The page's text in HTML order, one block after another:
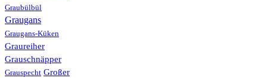
Graubülbül
Graugans
Graugans-Küken
Graureiher
Grauschnäpper
Grauspecht Großer